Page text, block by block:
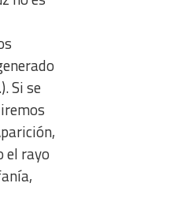
Si se
el rayo